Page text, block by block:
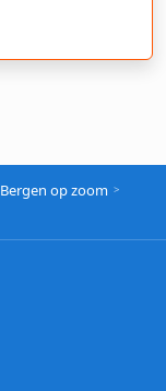
Bergen op zoom